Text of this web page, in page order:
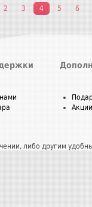
2 3 4 5 6
Акции
либо другим